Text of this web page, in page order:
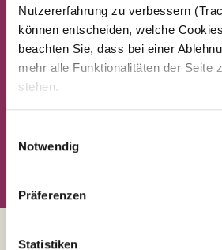
Nutzererfahrung zu verbessern
können entscheiden, welche
beachten Sie, dass bei einer
mehr alle Funktionalitäten der Seite
stehen.
Notwendig
Präferenzen
Statistiken